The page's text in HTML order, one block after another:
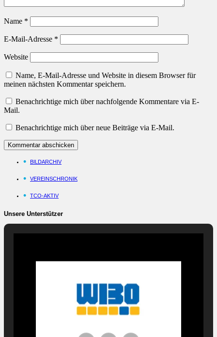
Name *
E-Mail-Adresse *
Website
Name, E-Mail-Adresse und Website in diesem Browser für
meinen nächsten Kommentar speichern.
Benachrichtige mich über nachfolgende Kommentare via E-
Mail.
Benachrichtige mich über neue Beiträge via E-Mail.
BILDARCHIV
VEREINSCHRONIK
TCO-AKTIV
Unsere Unterstützer